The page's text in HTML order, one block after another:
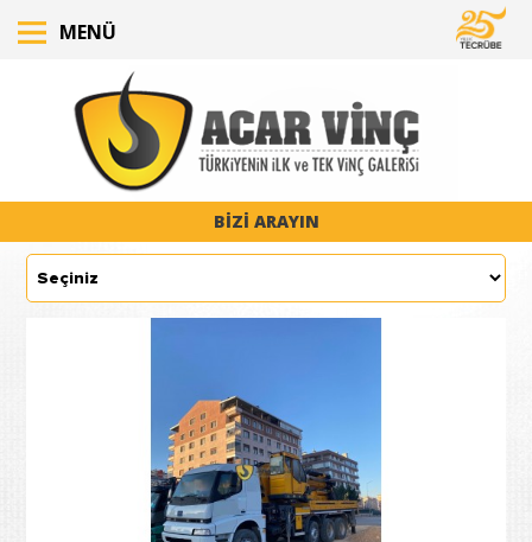
MENÜ
BİZİ ARAYIN